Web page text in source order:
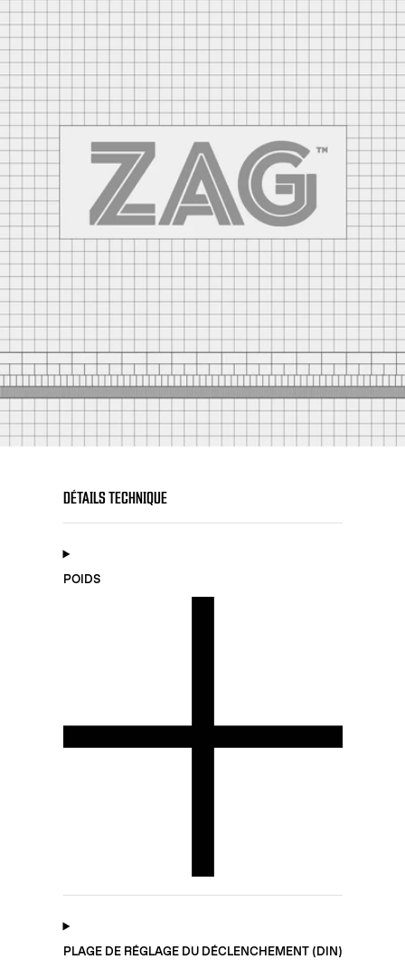
DÉTAILS TECHNIQUE
POIDS
PLAGE DE RÉGLAGE DU DÉCLENCHEMENT (DIN)